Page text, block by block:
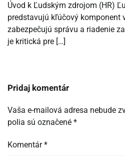
Úvod k Ľudským zdrojom (HR)
predstavujú kľúčový komponent
zabezpečujú správu a riadenie
je kritická pre […]
Pridaj komentár
Vaša e-mailová adresa nebude
polia sú označené *
Komentár*